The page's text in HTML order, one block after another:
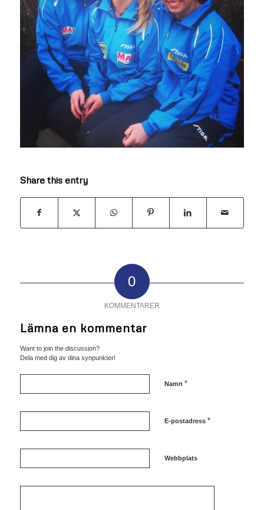
Share this entry
0
KOMMENTARER
Lämna en kommentar
Want to join the discussion?
Dela med dig av dina synpunkter!
Namn *
E-postadress *
Webbplats